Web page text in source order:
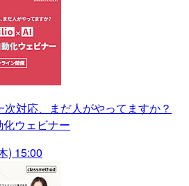
次対応、まだ人がやってますか？
ウェビナー
) 15:00